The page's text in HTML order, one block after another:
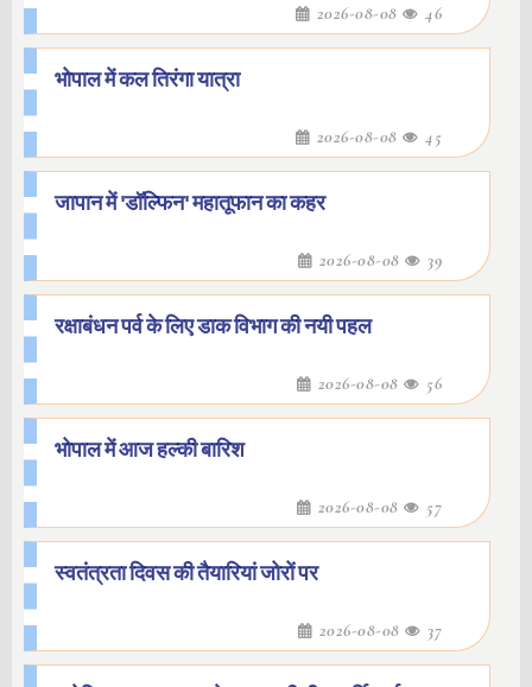
2026-08-08 46
भोपाल में कल तिरंगा यात्रा
2026-08-08 45
जापान में 'डॉल्फिन' महातूफान का कहर
2026-08-08 39
रक्षाबंधन पर्व के लिए डाक विभाग की नयी पहल
2026-08-08 56
भोपाल में आज हल्की बारिश
2026-08-08 57
स्वतंत्रता दिवस की तैयारियां जोरों पर
2026-08-08 37